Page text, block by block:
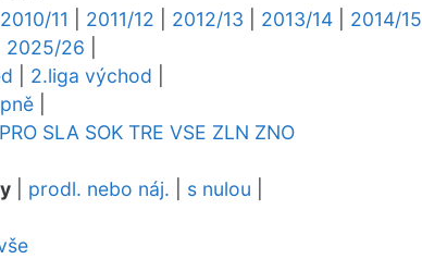
2010/11 2011/12 2012/13 2013/14 2014/15
2025/26
2.liga východ
PRO SLA SOK TRE VSE ZLN ZNO
prodl. nebo náj. s nulou